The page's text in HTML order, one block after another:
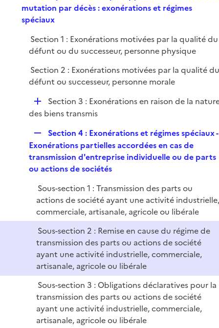
r i
e
e
p
i
e
mutation par décès : exonérations et régimes
spéciaux
Section 1 : Exonérations motivées par la qualité du
défunt ou du successeur, personne physique
Section 2 : Exonérations motivées par la qualité
défunt ou successeur, personne morale
D
é
i
e
r
Section 3 : Exonérations en raison de la
des biens transmis
e
p
l
e
r
Section 4 : Exonérations et régimes spéciaux -
Exonérations partielles accordées en cas de
transmission d'entreprise individuelle ou de parts
ou actions de sociétés
Sous-section 1 : Transmission des parts ou
actions de société ayant une activité industrielle,
commerciale, artisanale, agricole ou libérale
Sous-section 2 : Remise en cause du régime de
transmission des parts ou actions de société
ayant une activité industrielle, commerciale,
artisanale, agricole ou libérale
Sous-section 3 : Obligations déclaratives pour la
transmission des parts ou actions de société
ayant une activité industrielle, commerciale,
artisanale, agricole ou libérale